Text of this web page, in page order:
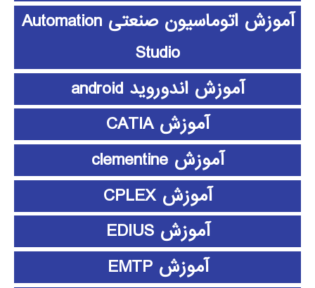
آموزش اتوماسیون صنعتی Automation
Studio
آموزش اندوروید android
آموزش CATIA
آموزش clementine
آموزش CPLEX
آموزش EDIUS
آموزش EMTP